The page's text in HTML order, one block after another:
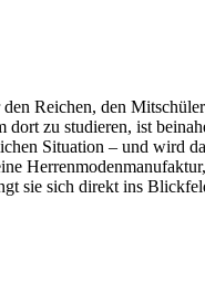
Reichen, den
zu studieren, ist
Situation – und wird
sie sich direkt ins